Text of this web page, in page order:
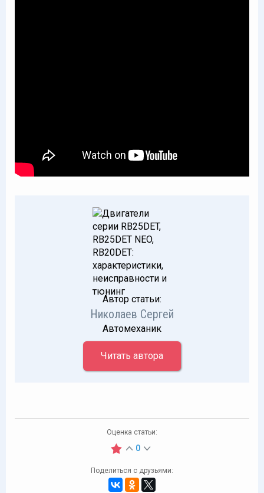
Автор статьи:
Николаев Сергей
Автомеханик
Читать автора
Оценка статьи:
0
Поделиться с друзьями: